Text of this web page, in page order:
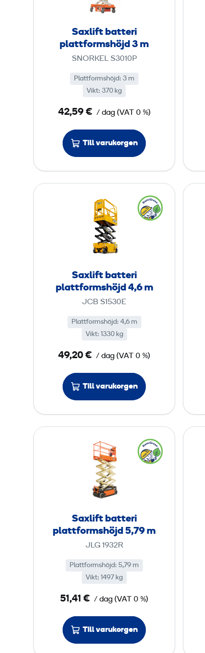
f
t
t
e
p
l
a
t
t
f
o
r
m
s
ö
j
d
3
Saxlift batteri
plattformshöjd 3 m
SNORKEL S3010P
Plattformshöjd: 3 m
Vikt: 370 kg
42,59 € / dag (VAT 0 %)
Till varukorgen
a
x
l
i
f
t
b
t
e
p
l
a
t
t
f
o
r
m
s
ö
j
d
,
Saxlift batteri
plattformshöjd 4,6 m
JCB S1530E
Plattformshöjd: 4,6 m
Vikt: 1330 kg
49,20 € / dag (VAT 0 %)
Till varukorgen
a
x
l
i
f
t
b
t
e
p
l
a
Saxlift batteri
plattformshöjd 5,79 m
JLG 1932R
Plattformshöjd: 5,79 m
Vikt: 1497 kg
51,41 € / dag (VAT 0 %)
Till varukorgen